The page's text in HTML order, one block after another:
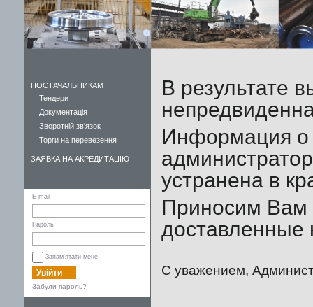
В результате
Информация о
устранена в
Приносим Вам
доставленные
С уважением,
ПОСТАЧАЛЬНИКАМ
Тендери
Документація
Зворотній зв'язок
Торги на перевезення
ЗАЯВКА НА АКРЕДИТАЦІЮ
E-mail
Пароль
Запам'ятати мене
Увійти
Забули пароль?